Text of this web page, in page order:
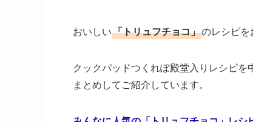
おいしい「トリュフチョコ」のレシピを
クックパッドつくれぽ殿堂入りレシピ
まとめしてご紹介しています。